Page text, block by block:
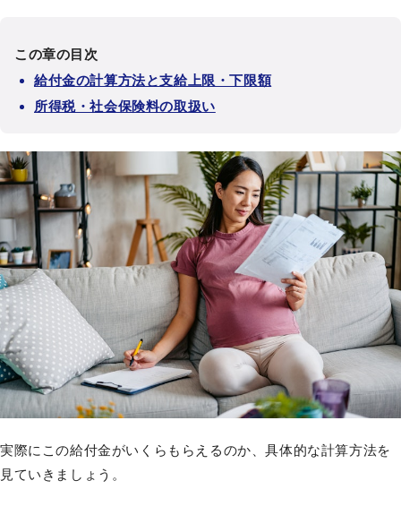
この章の目次
給付金の計算方法と支給上限・下限額
所得税・社会保険料の取扱い
実際にこの給付金がいくらもらえるのか、具体的な計算方法を
見ていきましょう。